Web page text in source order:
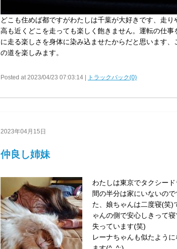
どこも住めば都ですがわたしは千葉が大好きです、走
高も近くどこを走っても楽しく飽きません。運転の仕
に走る楽しさを身体に染み込ませたからだと思います
の道を楽しみます。
Posted at 2023/04/23 07:03:14 | トラックバック(0)
2023年04月15日
仲良し姉妹
わたしは東京でタクシー
間の半分は家にいないの
た、娘ちゃんは二度寝(笑)
ゃんの側で安心しきって
失っています(笑)
レーナちゃんも似たよう